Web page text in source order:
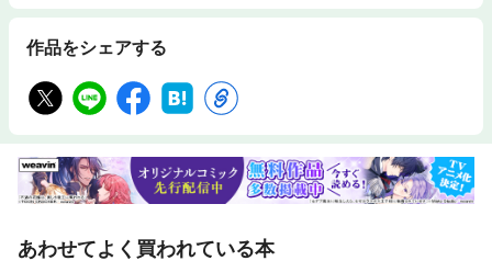
作品をシェアする
あわせてよく買われている本